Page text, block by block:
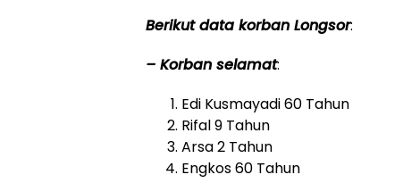
Berikut data korban Longsor:
– Korban selamat:
Edi Kusmayadi 60 Tahun
Rifal 9 Tahun
Arsa 2 Tahun
Engkos 60 Tahun